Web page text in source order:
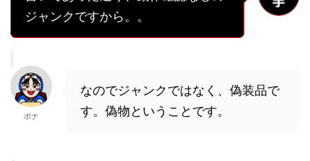
ジャンクですから。。
ボナ
なのでジャンクではなく、偽装品で
す。偽物ということです。